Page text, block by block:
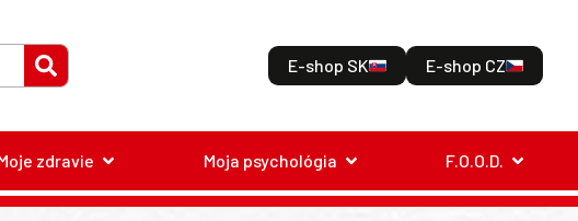
E-shop SK E-shop CZ
zdravie Moja psychológia F.O.O.D.